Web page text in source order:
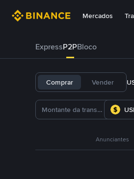
Mercados
ExpressP2PBloco
Comprar Vender
Anunciantes